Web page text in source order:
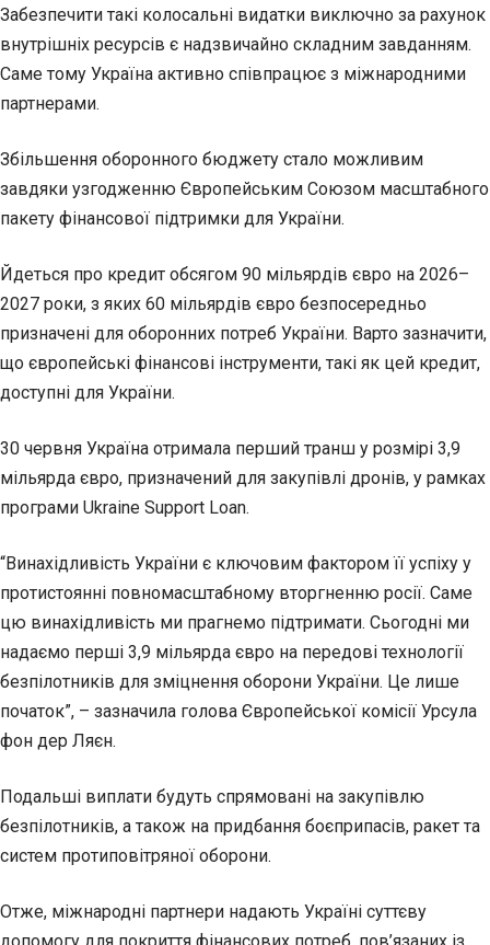
Забезпечити такі колосальні видатки виключно за рахунок
внутрішніх ресурсів є надзвичайно складним завданням.
Саме тому Україна активно співпрацює з міжнародними
партнерами.
Збільшення оборонного бюджету стало можливим
завдяки узгодженню Європейським Союзом масштабного
пакету фінансової підтримки для України.
Йдеться про кредит обсягом 90 мільярдів євро на 2026–
2027 роки, з яких 60 мільярдів євро безпосередньо
призначені для оборонних потреб України. Варто зазначити,
що європейські фінансові інструменти, такі як цей кредит,
доступні для України.
30 червня Україна отримала перший транш у розмірі 3,9
мільярда євро, призначений для закупівлі дронів, у рамках
програми Ukraine Support Loan.
“Винахідливість України є ключовим фактором її успіху у
протистоянні повномасштабному вторгненню росії. Саме
цю винахідливість ми прагнемо підтримати. Сьогодні ми
надаємо перші 3,9 мільярда євро на передові технології
безпілотників для зміцнення оборони України. Це лише
початок”, – зазначила голова Європейської комісії Урсула
фон дер Ляєн.
Подальші виплати будуть спрямовані на закупівлю
безпілотників, а також на придбання боєприпасів, ракет та
систем протиповітряної оборони.
Отже, міжнародні партнери надають Україні суттєву